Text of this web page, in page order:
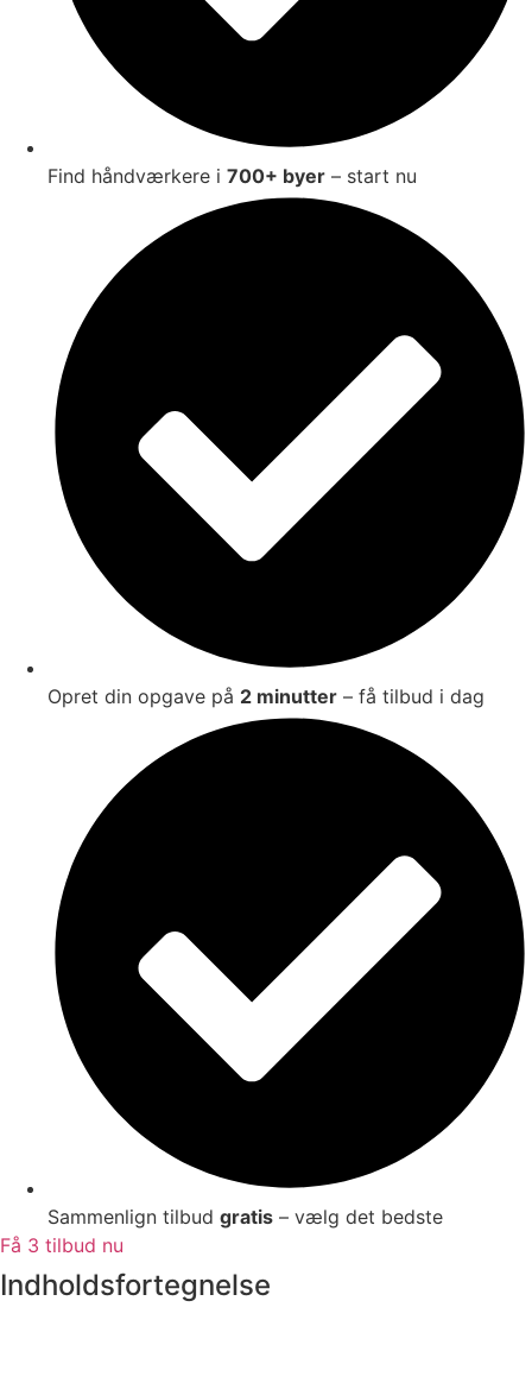
Find håndværkere i 700+ byer – start nu
Opret din opgave på 2 minutter – få tilbud i dag
Sammenlign tilbud gratis – vælg det bedste
Få 3 tilbud nu
Indholdsfortegnelse